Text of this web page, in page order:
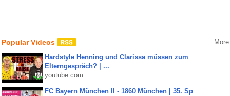
Popular Videos More
Hardstyle Henning und Clarissa müssen zum
Elterngespräch? | ...
youtube.com
FC Bayern München II - 1860 München | 35. Sp